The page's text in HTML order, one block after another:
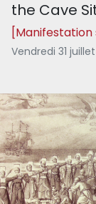
the Cave
[Manifestation
Vendredi 31